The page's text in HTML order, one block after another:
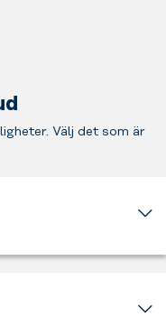
Välj det som är